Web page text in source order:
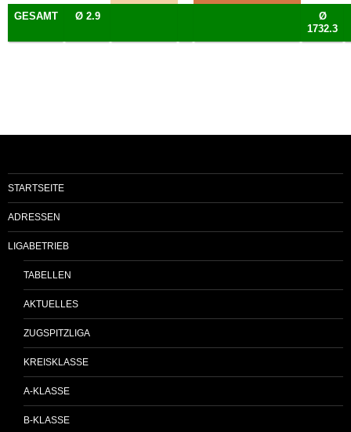
GESAMT Ø 2.9
Ø
1732.3
STARTSEITE
ADRESSEN
LIGABETRIEB
TABELLEN
AKTUELLES
ZUGSPITZLIGA
KREISKLASSE
A-KLASSE
B-KLASSE